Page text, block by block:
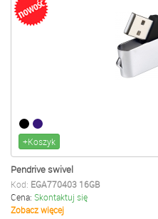
+Koszyk
Pendrive swivel
Kod: EGA770403 16GB
Cena: Skontaktuj się
Zobacz więcej